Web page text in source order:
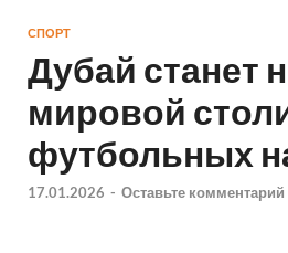
СПОРТ
Дубай станет
мировой
футбольных
17.01.2026 - Оставьте комментарий